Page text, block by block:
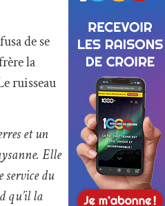
de se
la
ruisseau
et un
Elle
service du
qu’il la